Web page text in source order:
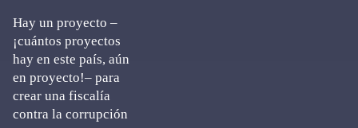
Hay un proyecto –
¡cuántos proyectos
hay en este país, aún
en proyecto!– para
crear una fiscalía
contra la corrupción